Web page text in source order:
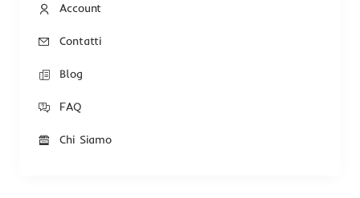
Account
Contatti
Blog
FAQ
Chi Siamo